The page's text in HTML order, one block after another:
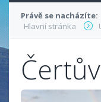
Právě se nacházíte:
Hlavní stránka